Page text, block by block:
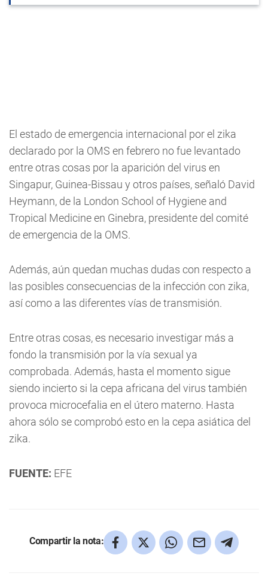
El estado de emergencia internacional por el zika
declarado por la OMS en febrero no fue levantado
entre otras cosas por la aparición del virus en
Singapur, Guinea-Bissau y otros países, señaló David
Heymann, de la London School of Hygiene and
Tropical Medicine en Ginebra, presidente del comité
de emergencia de la OMS.
Además, aún quedan muchas dudas con respecto a
las posibles consecuencias de la infección con zika,
así como a las diferentes vías de transmisión.
Entre otras cosas, es necesario investigar más a
fondo la transmisión por la vía sexual ya
comprobada. Además, hasta el momento sigue
siendo incierto si la cepa africana del virus también
provoca microcefalia en el útero materno. Hasta
ahora sólo se comprobó esto en la cepa asiática del
zika.
FUENTE: EFE
Compartir la nota: